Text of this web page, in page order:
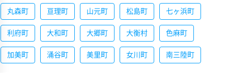
丸森町 亘理町 山元町 松島町 七ヶ浜町
利府町 大和町 大郷町 大衡村 色麻町
加美町 涌谷町 美里町 女川町 南三陸町